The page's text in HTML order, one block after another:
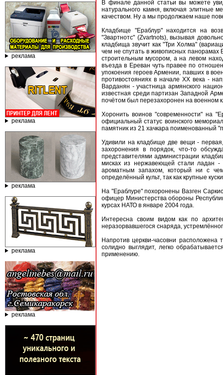
реклама
реклама
реклама
реклама
реклама
В финале данной статьи вы можете
натурального камня, включая элитные
качеством. Ну а мы продолжаем наше
Кладбище "Ераблур" находится на
"Звартнотс" (Zvartnots), вызывая
кладбища звучит как "Три Холма"
чем не спутать в живописных
строительным мусором, а на левом
въезда в Ереван чуть правее по
упокоения героев Армении, павших в
противостояниях в начале ХХ века -
Варданян - участница армянского
известная среди партизан Западной
почётом был перезахоронен на военном
Хоронить воинов "современности" на
официальный статус воинского
памятник из 21 хачкара поименованный
Удивили на кладбище две вещи -
захоронения в порядок, что-то
представителями администрации
мисках из нержавеющей стали ладан -
ароматным запахом, который ни с
определённый культ, так как крупные
На "Ераблуре" похоронены Вазген
офицер Министерства обороны
курсах НАТО в январе 2004 года.
Интересна своим видом как по
неразорвавшегося снаряда,
Напротив церкви-часовни
солидно выглядит, легко
применению.